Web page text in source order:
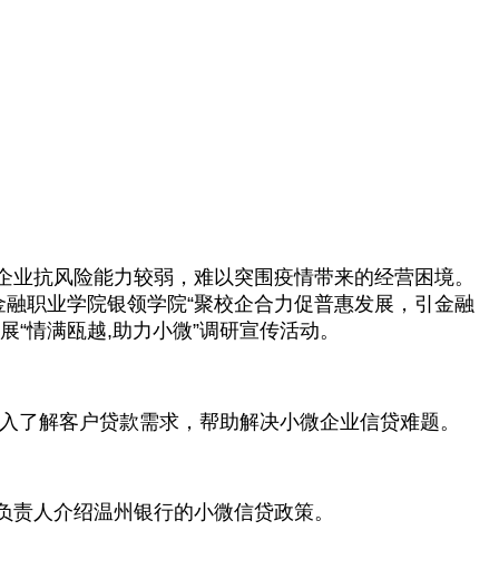
抗风险能力较弱，难以突围疫情带来的经营困境。
职业学院银领学院“聚校企合力促普惠发展，引金融
情满瓯越,助力小微”调研宣传活动。
解客户贷款需求，帮助解决小微企业信贷难题。
人介绍温州银行的小微信贷政策。